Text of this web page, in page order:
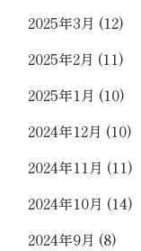
2025年3月 (12)
2025年2月 (11)
2025年1月 (10)
2024年12月 (10)
2024年11月 (11)
2024年10月 (14)
2024年9月 (8)